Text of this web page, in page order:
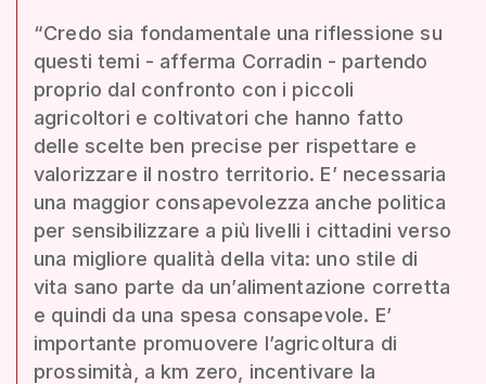
“Credo sia fondamentale una riflessione su
questi temi - afferma Corradin - partendo
proprio dal confronto con i piccoli
agricoltori e coltivatori che hanno fatto
delle scelte ben precise per rispettare e
valorizzare il nostro territorio. E’ necessaria
una maggior consapevolezza anche politica
per sensibilizzare a più livelli i cittadini verso
una migliore qualità della vita: uno stile di
vita sano parte da un’alimentazione corretta
e quindi da una spesa consapevole. E’
importante promuovere l’agricoltura di
prossimità, a km zero, incentivare la